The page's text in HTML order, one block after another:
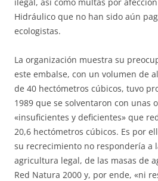
Hidráulico que no han sido aún
ecologistas.
La organización muestra su
este embalse, con un volumen de
de 40 hectómetros cúbicos, tuvo
1989 que se solventaron con unas
«insuficientes y deficientes» que
20,6 hectómetros cúbicos. Es por
su recrecimiento no respondería a
agricultura legal, de las masas de
Red Natura 2000 y, por ende, «ni